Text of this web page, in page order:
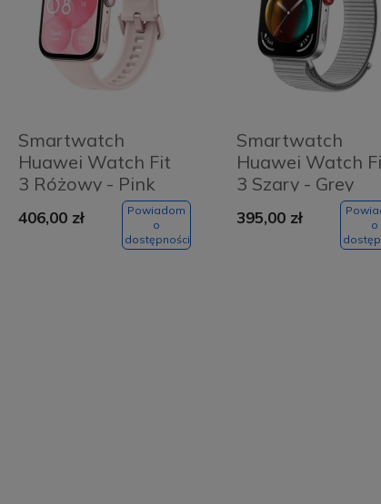
Smartwatch
Huawei Watch Fit
3 Różowy - Pink
406,00 zł
Powiadom
o
dostępności
Smartwatch
Huawei Watch
3 Szary - Grey
395,00 zł
o